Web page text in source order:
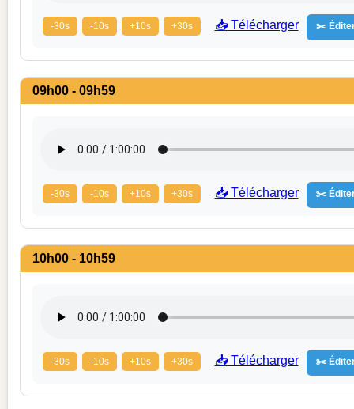
-30s -10s +10s +30s 📥 Télécharger ✂️
09h00 - 09h59
-30s -10s +10s +30s 📥 Télécharger ✂️
10h00 - 10h59
-30s -10s +10s +30s 📥 Télécharger ✂️